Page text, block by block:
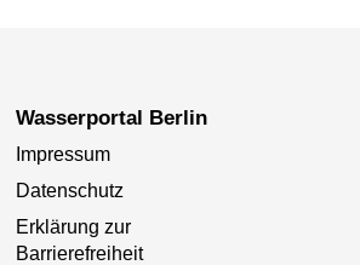
Wasserportal Berlin
Impressum
Datenschutz
Erklärung zur
Barrierefreiheit